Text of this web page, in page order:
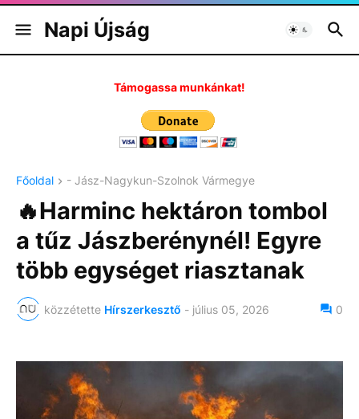
Napi Újság
Támogassa munkánkat!
Főoldal - Jász-Nagykun-Szolnok Vármegye
🔥Harminc hektáron tombol
a tűz Jászberénynél! Egyre
több egységet riasztanak
közzétette Hírszerkesztő - július 05, 2026 0